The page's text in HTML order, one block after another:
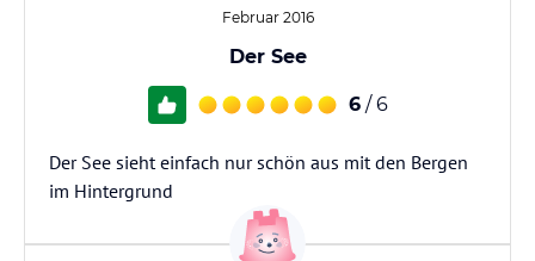
Februar 2016
Der See
6 / 6
Der See sieht einfach nur schön aus mit den Bergen
im Hintergrund